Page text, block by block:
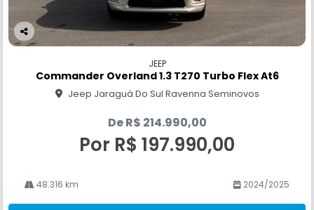
Co
JEEP
Commander Overland 1.3 T270 Turbo Flex At6
Jeep Jaraguá Do Sul Ravenna Seminovos
De R$ 214.990,00
Por R$ 197.990,00
48.316 km 2024/2025